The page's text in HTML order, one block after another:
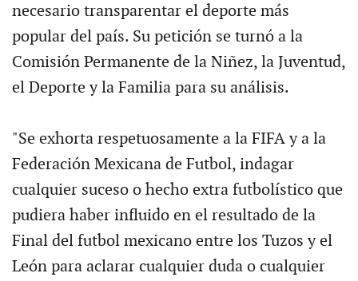
necesario transparentar el deporte más
popular del país. Su petición se turnó a la
Comisión Permanente de la Niñez, la Juventud,
el Deporte y la Familia para su análisis.
"Se exhorta respetuosamente a la FIFA y a la
Federación Mexicana de Futbol, indagar
cualquier suceso o hecho extra futbolístico que
pudiera haber influido en el resultado de la
Final del futbol mexicano entre los Tuzos y el
León para aclarar cualquier duda o cualquier